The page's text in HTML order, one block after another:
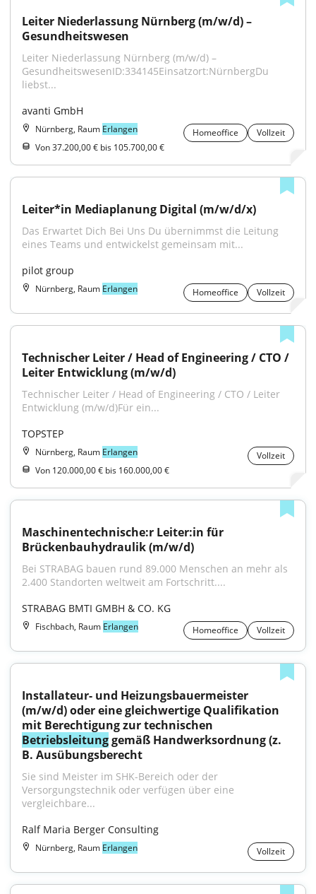
Leiter Niederlassung Nürnberg (m/w/d) –
Gesundheitswesen
Leiter Niederlassung Nürnberg (m/w/d) –
GesundheitswesenID:334145Einsatzort:NürnbergDu
liebst...
avanti GmbH
Nürnberg, Raum Erlangen Homeoffice
Vollzeit
Von 37.200,00 € bis 105.700,00 €
Leiter*in Mediaplanung Digital (m/w/d/x)
Das Erwartet Dich Bei Uns Du übernimmst die Leitung
eines Teams und entwickelst gemeinsam mit...
pilot group
Nürnberg, Raum Erlangen Homeoffice Vollzeit
Technischer Leiter / Head of Engineering / CTO /
Leiter Entwicklung (m/w/d)
Technischer Leiter / Head of Engineering / CTO / Leiter
Entwicklung (m/w/d)Für ein...
TOPSTEP
Nürnberg, Raum Erlangen
Vollzeit
Von 120.000,00 € bis 160.000,00 €
Maschinentechnische:r Leiter:in für
Brückenbauhydraulik (m/w/d)
Bei STRABAG bauen rund 89.000 Menschen an mehr als
2.400 Standorten weltweit am Fortschritt....
STRABAG BMTI GMBH & CO. KG
Fischbach, Raum Erlangen Homeoffice Vollzeit
Installateur- und Heizungsbauermeister
(m/w/d) oder eine gleichwertige Qualifikation
Betriebsleitung gemäß Handwerksordnung (z.
B. Ausübungsberecht
Sie sind Meister im SHK-Bereich oder der
Versorgungstechnik oder verfügen über eine
vergleichbare...
Ralf Maria Berger Consulting
Nürnberg, Raum Erlangen Vollzeit